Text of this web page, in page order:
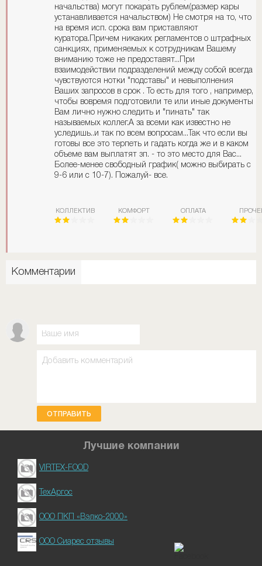
начальства) могут покарать рублем(размер кары
устанавливается начальством) Не смотря на то, что
на время исп. срока вам приставляют
куратора.Причем никаких регламентов о штрафных
санкциях, применяемых к сотрудникам Вашему
вниманию тоже не предоставят...При
взаимодействии подразделений между собой всегда
чувствуются нотки "подставы" и невыполнения
Ваших запросов в срок . То есть для того , например,
чтобы вовремя подготовили те или иные документы
Вам лично нужно следить и "пинать" так
называемых коллег.А за всеми как известно не
уследишь..и так по всем вопросам...Так что если вы
готовы все это терпеть и гадать когда же и в каком
объеме вам выплатят зп. - то это место для Вас...
Более-менее свободный график( можно выбирать с
9-6 или с 10-7). Пожалуй- все.
КОЛЛЕКТИВ КОМФОРТ ОПЛАТА
Комментарии
ОТПРАВИТЬ
Лучшие компании
VIRTEX-FOOD
ТехАргос
ООО ПКП «Вэлко-2000»
ООО Сиарес отзывы